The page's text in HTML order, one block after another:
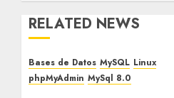
RELATED NEWS
Bases de Datos MySQL Linux
phpMyAdmin MySql 8.0